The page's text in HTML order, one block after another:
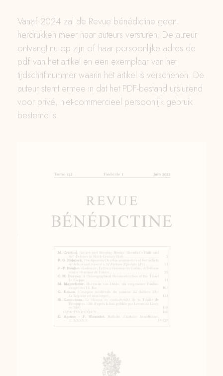
Vanaf 2024 zal de Revue bénédictine geen
herdrukken meer naar auteurs versturen. De auteur
ontvangt nu op zijn of haar persoonlijke adres de
pdf van het artikel en een exemplaar van het
tijdschriftnummer waarin het artikel is verschenen. De
auteur stemt ermee in dat het PDF-bestand uitsluitend
voor privé, niet-commercieel persoonlijk gebruik
bestemd is.